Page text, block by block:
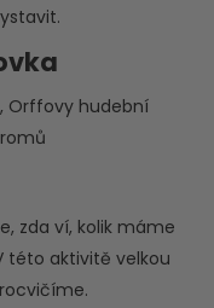
Orffovy hudební
zda ví, kolik máme
této aktivitě velkou